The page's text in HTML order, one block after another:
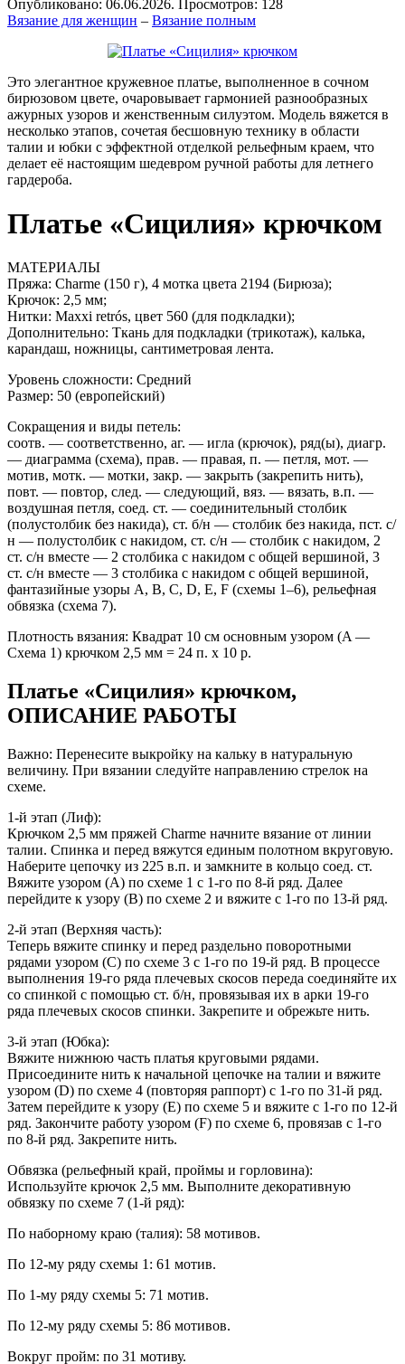
Опубликовано: 06.06.2026. Просмотров: 128
Вязание для женщин – Вязание полным
Это элегантное кружевное платье, выполненное в сочном
бирюзовом цвете, очаровывает гармонией разнообразных
ажурных узоров и женственным силуэтом. Модель вяжется в
несколько этапов, сочетая бесшовную технику в области
талии и юбки с эффектной отделкой рельефным краем, что
делает её настоящим шедевром ручной работы для летнего
гардероба.
Платье «Сицилия» крючком
МАТЕРИАЛЫ
Пряжа: Charme (150 г), 4 мотка цвета 2194 (Бирюза);
Крючок: 2,5 мм;
Нитки: Maxxi retrós, цвет 560 (для подкладки);
Дополнительно: Ткань для подкладки (трикотаж), калька,
карандаш, ножницы, сантиметровая лента.
Уровень сложности: Средний
Размер: 50 (европейский)
Сокращения и виды петель:
соотв. — соответственно, аг. — игла (крючок), ряд(ы), диагр.
— диаграмма (схема), прав. — правая, п. — петля, мот. —
мотив, мотк. — мотки, закр. — закрыть (закрепить нить),
повт. — повтор, след. — следующий, вяз. — вязать, в.п. —
воздушная петля, соед. ст. — соединительный столбик
(полустолбик без накида), ст. б/н — столбик без накида, пст. с/
н — полустолбик с накидом, ст. с/н — столбик с накидом, 2
ст. с/н вместе — 2 столбика с накидом с общей вершиной, 3
ст. с/н вместе — 3 столбика с накидом с общей вершиной,
фантазийные узоры A, B, C, D, E, F (схемы 1–6), рельефная
обвязка (схема 7).
Плотность вязания: Квадрат 10 см основным узором (A —
Схема 1) крючком 2,5 мм = 24 п. x 10 р.
Платье «Сицилия» крючком,
ОПИСАНИЕ РАБОТЫ
Важно: Перенесите выкройку на кальку в натуральную
величину. При вязании следуйте направлению стрелок на
схеме.
1-й этап (Лиф):
Крючком 2,5 мм пряжей Charme начните вязание от линии
талии. Спинка и перед вяжутся единым полотном вкруговую.
Наберите цепочку из 225 в.п. и замкните в кольцо соед. ст.
Вяжите узором (A) по схеме 1 с 1-го по 8-й ряд. Далее
перейдите к узору (B) по схеме 2 и вяжите с 1-го по 13-й ряд.
2-й этап (Верхняя часть):
Теперь вяжите спинку и перед раздельно поворотными
рядами узором (C) по схеме 3 с 1-го по 19-й ряд. В процессе
выполнения 19-го ряда плечевых скосов переда соединяйте их
со спинкой с помощью ст. б/н, провязывая их в арки 19-го
ряда плечевых скосов спинки. Закрепите и обрежьте нить.
3-й этап (Юбка):
Вяжите нижнюю часть платья круговыми рядами.
Присоедините нить к начальной цепочке на талии и вяжите
узором (D) по схеме 4 (повторяя раппорт) с 1-го по 31-й ряд.
Затем перейдите к узору (E) по схеме 5 и вяжите с 1-го по 12-й
ряд. Закончите работу узором (F) по схеме 6, провязав с 1-го
по 8-й ряд. Закрепите нить.
Обвязка (рельефный край, проймы и горловина):
Используйте крючок 2,5 мм. Выполните декоративную
обвязку по схеме 7 (1-й ряд):
По наборному краю (талия): 58 мотивов.
По 12-му ряду схемы 1: 61 мотив.
По 1-му ряду схемы 5: 71 мотив.
По 12-му ряду схемы 5: 86 мотивов.
Вокруг пройм: по 31 мотиву.